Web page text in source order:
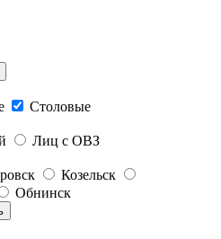
Столовые
Лиц с ОВЗ
Козельск
Обнинск